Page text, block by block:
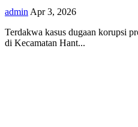
adminApr 3, 2026
Terdakwa kasus dugaan korupsi
di Kecamatan Hant...